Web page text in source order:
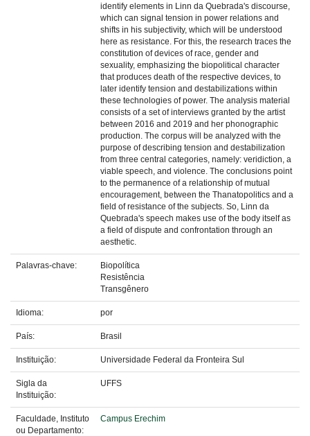
identify elements in Linn da Quebrada's discourse,
which can signal tension in power relations and
shifts in his subjectivity, which will be understood
here as resistance. For this, the research traces the
constitution of devices of race, gender and
sexuality, emphasizing the biopolitical character
that produces death of the respective devices, to
later identify tension and destabilizations within
these technologies of power. The analysis material
consists of a set of interviews granted by the artist
between 2016 and 2019 and her phonographic
production. The corpus will be analyzed with the
purpose of describing tension and destabilization
from three central categories, namely: veridiction, a
viable speech, and violence. The conclusions point
to the permanence of a relationship of mutual
encouragement, between the Thanatopolitics and a
field of resistance of the subjects. So, Linn da
Quebrada's speech makes use of the body itself as
a field of dispute and confrontation through an
aesthetic.
Palavras-chave:
Biopolítica
Resistência
Transgênero
Idioma: por
País: Brasil
Instituição: Universidade Federal da Fronteira Sul
Sigla da
Instituição:
UFFS
Faculdade, Instituto
ou Departamento:
Campus Erechim